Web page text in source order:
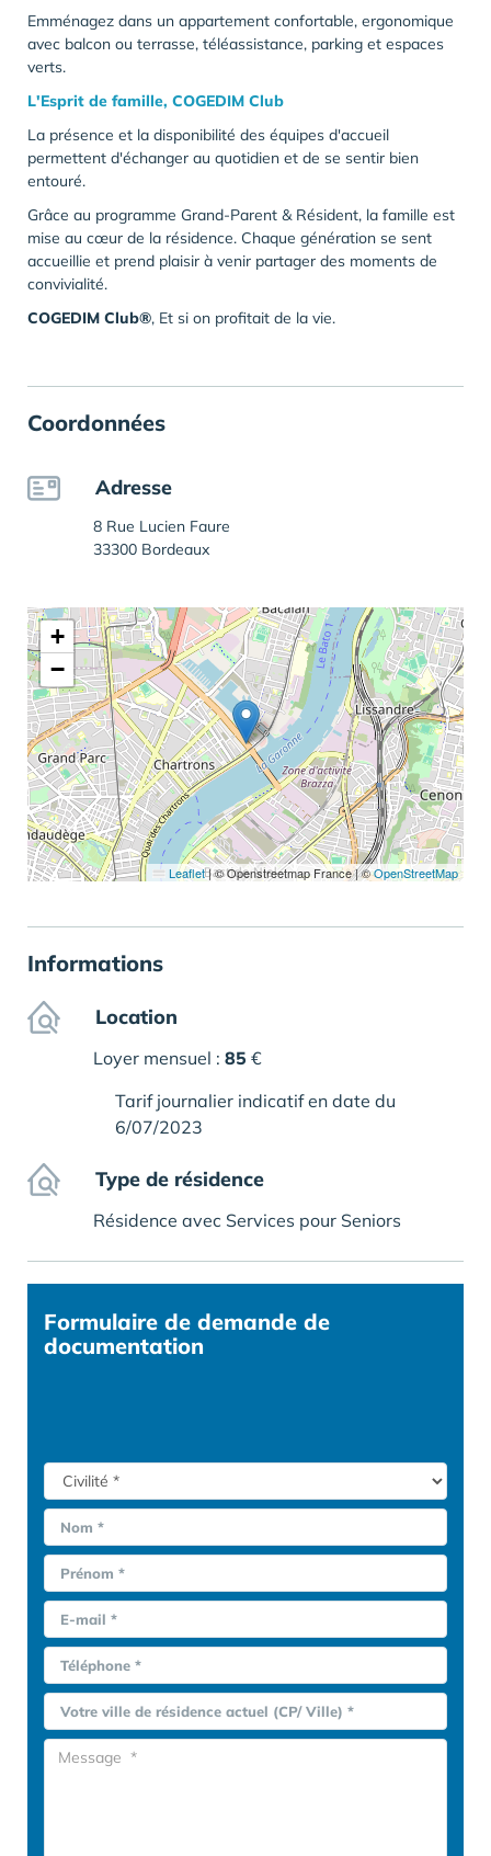
Emménagez dans un appartement confortable, ergonomique
avec balcon ou terrasse, téléassistance, parking et espaces
verts.
L'Esprit de famille, COGEDIM Club
La présence et la disponibilité des équipes d'accueil
permettent d'échanger au quotidien et de se sentir bien
entouré.
Grâce au programme Grand-Parent & Résident, la famille est
mise au cœur de la résidence. Chaque génération se sent
accueillie et prend plaisir à venir partager des moments de
convivialité.
COGEDIM Club®, Et si on profitait de la vie.
Coordonnées
Adresse
8 Rue Lucien Faure
33300 Bordeaux
+
−
Leaflet|© Openstreetmap France | ©OpenStreetMap
Informations
Location
Loyer mensuel : 85 €
Tarif journalier indicatif en date du
6/07/2023
Type de résidence
Résidence avec Services pour Seniors
Formulaire de demande de
documentation
Nom *
Prénom *
E-mail *
Téléphone *
Votre ville de résidence actuel (CP/ Ville) *